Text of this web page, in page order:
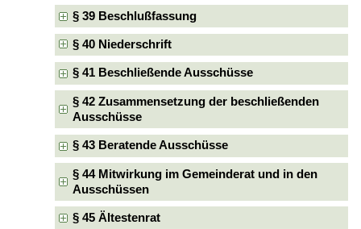
§ 39 Beschlußfassung
§ 40 Niederschrift
§ 41 Beschließende Ausschüsse
§ 42 Zusammensetzung der beschließenden
Ausschüsse
§ 43 Beratende Ausschüsse
§ 44 Mitwirkung im Gemeinderat und in den
Ausschüssen
§ 45 Ältestenrat